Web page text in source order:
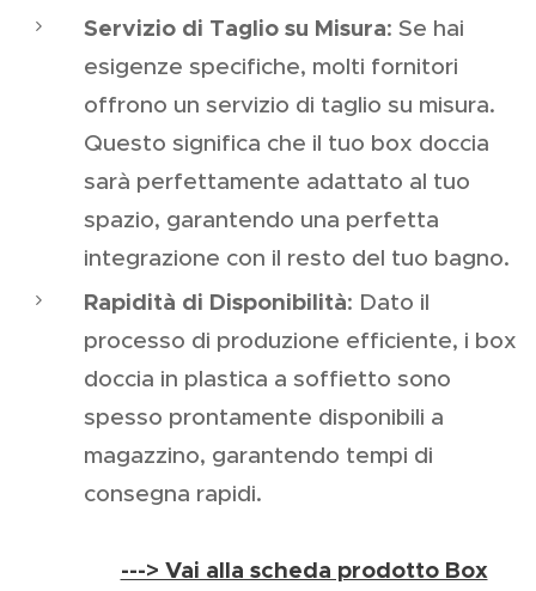
Servizio di Taglio su Misura: Se hai
esigenze specifiche, molti fornitori
offrono un servizio di taglio su misura.
Questo significa che il tuo box doccia
sarà perfettamente adattato al tuo
spazio, garantendo una perfetta
integrazione con il resto del tuo bagno.
Rapidità di Disponibilità: Dato il
processo di produzione efficiente, i box
doccia in plastica a soffietto sono
spesso prontamente disponibili a
magazzino, garantendo tempi di
consegna rapidi.
---> Vai alla scheda prodotto Box